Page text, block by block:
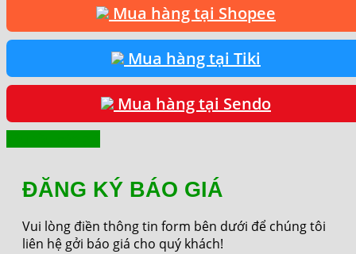
Mua hàng tại Shopee
Mua hàng tại Tiki
Mua hàng tại Sendo
ĐĂNG KÝ BÁO GIÁ
Vui lòng điền thông tin form bên dưới để chúng tôi
liên hệ gởi báo giá cho quý khách!